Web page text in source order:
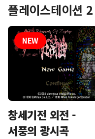
플레이스테이션 2
창세기전 외전 -
서풍의 광시곡